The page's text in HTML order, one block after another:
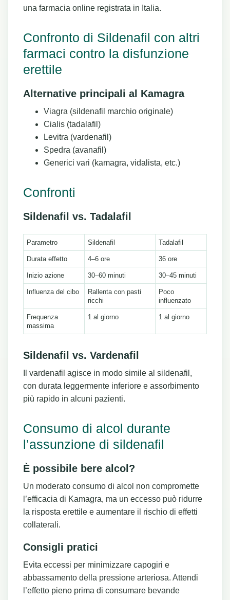
una farmacia online registrata in Italia.
Confronto di Sildenafil con altri
farmaci contro la disfunzione
erettile
Alternative principali al Kamagra
Viagra (sildenafil marchio originale)
Cialis (tadalafil)
Levitra (vardenafil)
Spedra (avanafil)
Generici vari (kamagra, vidalista, etc.)
Confronti
Sildenafil vs. Tadalafil
Parametro Sildenafil Tadalafil
Durata effetto 4–6 ore 36 ore
Inizio azione 30–60 minuti 30–45 minuti
Influenza del cibo
Rallenta con pasti
ricchi
Poco
influenzato
Frequenza
massima
1 al giorno 1 al giorno
Sildenafil vs. Vardenafil
Il vardenafil agisce in modo simile al sildenafil,
con durata leggermente inferiore e assorbimento
più rapido in alcuni pazienti.
Consumo di alcol durante
l’assunzione di sildenafil
È possibile bere alcol?
Un moderato consumo di alcol non compromette
l’efficacia di Kamagra, ma un eccesso può ridurre
la risposta erettile e aumentare il rischio di effetti
collaterali.
Consigli pratici
Evita eccessi per minimizzare capogiri e
abbassamento della pressione arteriosa. Attendi
l’effetto pieno prima di consumare bevande